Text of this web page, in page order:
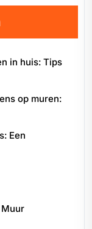
in huis: Tips
op muren:
Een